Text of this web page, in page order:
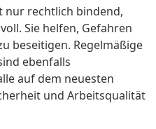
nur rechtlich bindend,
Sie helfen, Gefahren
beseitigen. Regelmäßige
ebenfalls
auf dem neuesten
und Arbeitsqualität